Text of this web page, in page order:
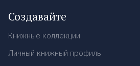
Создавайте
Книжные коллекции
Личный книжный профиль